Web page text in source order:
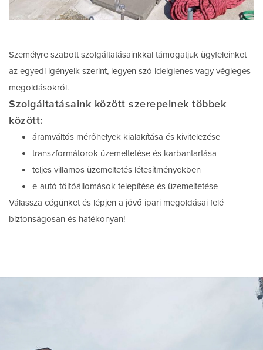
Személyre szabott szolgáltatásainkkal támogatjuk ügyfeleinket
az egyedi igényeik szerint, legyen szó ideiglenes vagy végleges
megoldásokról.
Szolgáltatásaink között szerepelnek többek
között:
áramváltós mérőhelyek kialakítása és kivitelezése
transzformátorok üzemeltetése és karbantartása
teljes villamos üzemeltetés létesítményekben
e-autó töltőállomások telepítése és üzemeltetése
Válassza cégünket és lépjen a jövő ipari megoldásai felé
biztonságosan és hatékonyan!